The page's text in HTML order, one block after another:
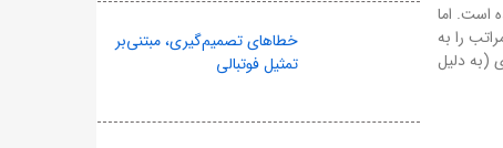
است. اما
را به
(به دلیل
خطاهای تصمیم‌گیری، مبتنی‌بر
تمثیل فوتبالی